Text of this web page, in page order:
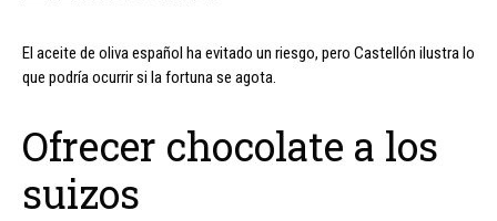
El aceite de oliva español ha evitado un riesgo, pero Castellón ilustra lo
que podría ocurrir si la fortuna se agota.
Ofrecer chocolate a los
suizos